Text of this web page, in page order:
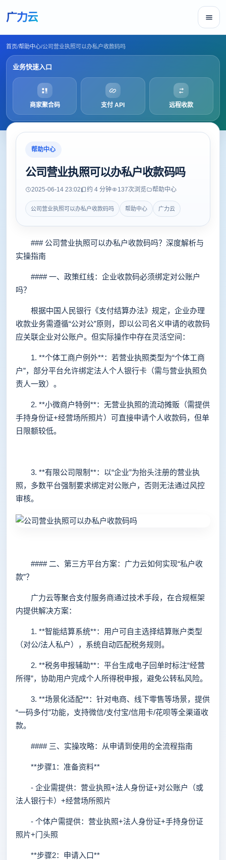
广力云
首页/帮助中心/公司营业执照可以办私户收款码吗
业务快速入口
商家聚合码 支付 API 远程收款
帮助中心
公司营业执照可以办私户收款码吗
2025-06-14 23:02 约 4 分钟 137次浏览 帮助中心
公司营业执照可以办私户收款码吗 帮助中心 广力云
### 公司营业执照可以办私户收款码吗？深度解析与
实操指南
#### 一、政策红线：企业收款码必须绑定对公账户
吗？
根据中国人民银行《支付结算办法》规定，企业办理
收款业务需遵循“公对公”原则，即以公司名义申请的收款码
应关联企业对公账户。但实际操作中存在灵活空间：
1. **个体工商户例外**：若营业执照类型为“个体工商
户”，部分平台允许绑定法人个人银行卡（需与营业执照负
责人一致）。
2. **小微商户特例**：无营业执照的流动摊贩（需提供
手持身份证+经营场所照片）可直接申请个人收款码，但单
日限额较低。
3. **有限公司限制**：以“企业”为抬头注册的营业执
照，多数平台强制要求绑定对公账户，否则无法通过风控
审核。
#### 二、第三方平台方案：广力云如何实现“私户收
款”？
广力云等聚合支付服务商通过技术手段，在合规框架
内提供解决方案：
1. **智能结算系统**：用户可自主选择结算账户类型
（对公/法人私户），系统自动匹配税务规则。
2. **税务申报辅助**：平台生成电子回单时标注“经营
所得”，协助用户完成个人所得税申报，避免公转私风险。
3. **场景化适配**：针对电商、线下零售等场景，提供
“一码多付”功能，支持微信/支付宝/信用卡/花呗等全渠道收
款。
#### 三、实操攻略：从申请到使用的全流程指南
**步骤1：准备资料**
- 企业需提供：营业执照+法人身份证+对公账户（或
法人银行卡）+经营场所照片
- 个体户需提供：营业执照+法人身份证+手持身份证
照片+门头照
**步骤2：申请入口**